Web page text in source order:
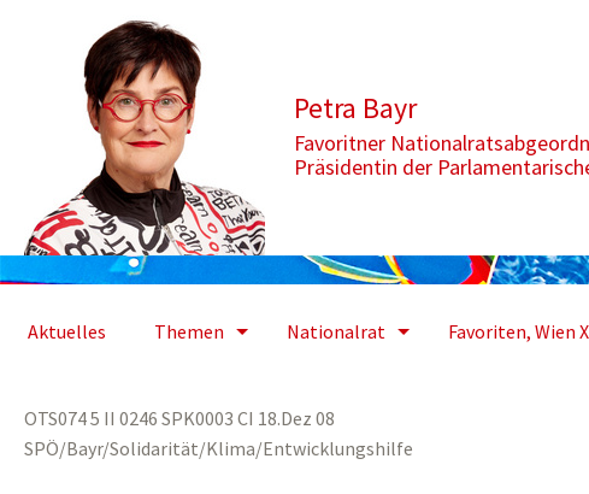
Petra Bayr
Favoritner
Präsidentin der
Aktuelles Themen Nationalrat Favoriten, Wien X
OTS074 5 II 0246 SPK0003 CI 18.Dez 08
SPÖ/Bayr/Solidarität/Klima/Entwicklungshilfe